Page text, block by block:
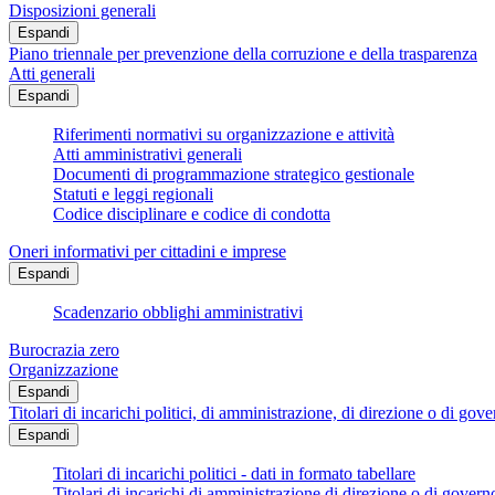
Disposizioni generali
Espandi
Piano triennale per prevenzione della corruzione e della trasparenza
Atti generali
Espandi
Riferimenti normativi su organizzazione e attività
Atti amministrativi generali
Documenti di programmazione strategico gestionale
Statuti e leggi regionali
Codice disciplinare e codice di condotta
Oneri informativi per cittadini e imprese
Espandi
Scadenzario obblighi amministrativi
Burocrazia zero
Organizzazione
Espandi
Titolari di incarichi politici, di amministrazione, di direzione o di
Espandi
Titolari di incarichi politici - dati in formato tabellare